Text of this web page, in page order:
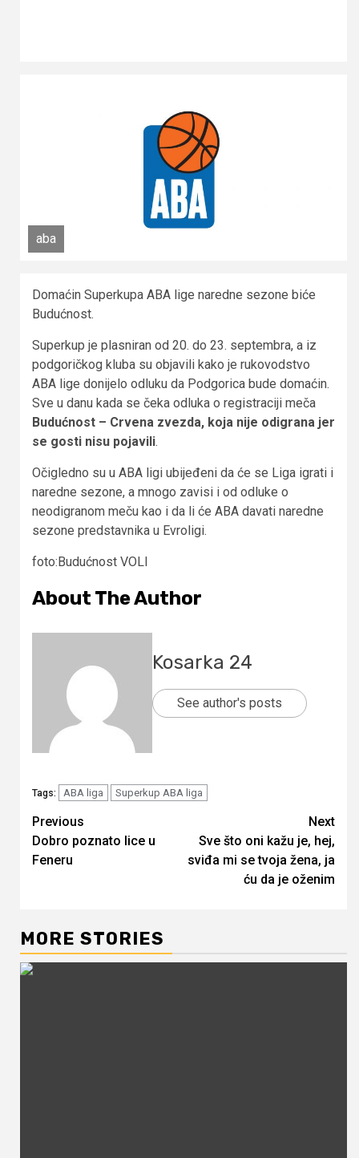
aba
Domaćin Superkupa ABA lige naredne sezone biće
Budućnost.
Superkup je plasniran od 20. do 23. septembra, a iz
podgoričkog kluba su objavili kako je rukovodstvo
ABA lige donijelo odluku da Podgorica bude domaćin.
Sve u danu kada se čeka odluka o registraciji meča
Budućnost – Crvena zvezda, koja nije odigrana jer
se gosti nisu pojavili.
Očigledno su u ABA ligi ubijeđeni da će se Liga igrati i
naredne sezone, a mnogo zavisi i od odluke o
neodigranom meču kao i da li će ABA davati naredne
sezone predstavnika u Evroligi.
foto:Budućnost VOLI
About The Author
Kosarka 24
See author's posts
Tags: ABA liga Superkup ABA liga
Continue
Reading
Previous
Dobro poznato lice u
Feneru
Next
Sve što oni kažu je, hej,
sviđa mi se tvoja žena, ja
ću da je oženim
MORE STORIES